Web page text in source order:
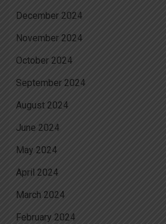
December 2024
November 2024
October 2024
September 2024
August 2024
June 2024
May 2024
April 2024
March 2024
February 2024